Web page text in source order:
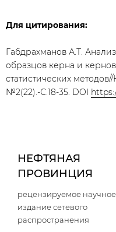
Для цитирования:
Габдрахманов А.Т.
образцов керна и
статистических
№2(22).-С.18-35. DOI
НЕФТЯНАЯ
ПРОВИНЦИЯ
рецензируемое научное
издание сетевого
распространения